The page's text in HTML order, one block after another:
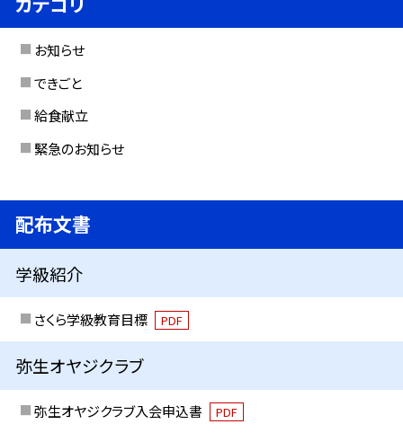
お知らせ
できごと
給食献立
緊急のお知らせ
配布文書
学級紹介
さくら学級教育目標 PDF
弥生オヤジクラブ
弥生オヤジクラブ入会申込書 PDF